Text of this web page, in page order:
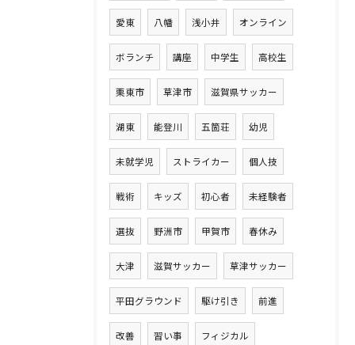
愛東 八幡 浅小井 オンライン
ボランチ 講座 中学生 高校生
栗東市 草津市 滋賀県サッカー
湖東 能登川 五箇荘 幼児
未就学児 ストライカー 個人技
戦術 キッズ 初心者 未経験者
選抜 野洲市 甲賀市 春休み
大津 滋賀サッカー 草津サッカー
平田グラウンド 駆け引き 前進
改善 習い事 フィジカル